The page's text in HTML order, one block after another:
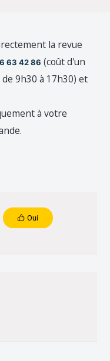
la revue
63 42 86 (coût d'un
9h30 à 17h30) et
à votre
Oui